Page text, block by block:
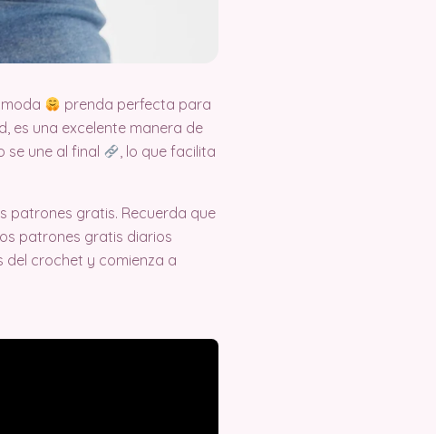
prenda perfecta para
es una excelente manera de
se une al final
, lo que facilita
patrones gratis. Recuerda que
patrones gratis diarios
del crochet y comienza a